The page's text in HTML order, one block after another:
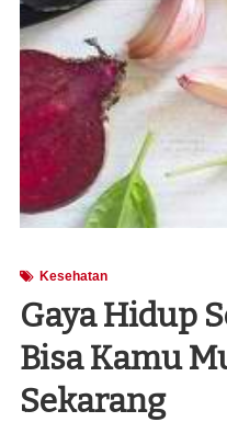
Kesehatan
Gaya Hidup
Bisa Kamu
Sekarang